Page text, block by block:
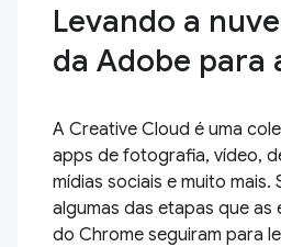
Levando a
da Adobe para
A Creative Cloud é uma
apps de fotografia, vídeo,
mídias sociais e muito mais.
algumas das etapas que as
do Chrome seguiram para